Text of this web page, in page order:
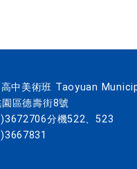
高中美術班 Taoyuan
區德壽街8號
分機522、523